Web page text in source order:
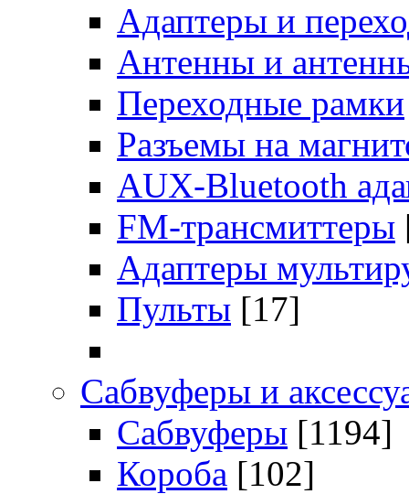
Адаптеры и
Антенны и
Переходные рамки
Разъемы на
AUX-Bluetooth
FM-трансмиттеры
Адаптеры
Пульты [17]
Сабвуферы и
Сабвуферы [1194]
Короба [102]